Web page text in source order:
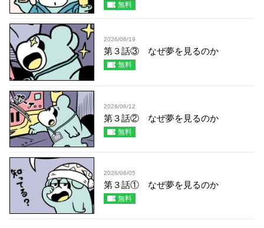
無料
2026/06/19
第３話③ なぜ夢を見るのか
無料
2026/06/12
第３話② なぜ夢を見るのか
無料
2026/06/05
第３話① なぜ夢を見るのか
無料